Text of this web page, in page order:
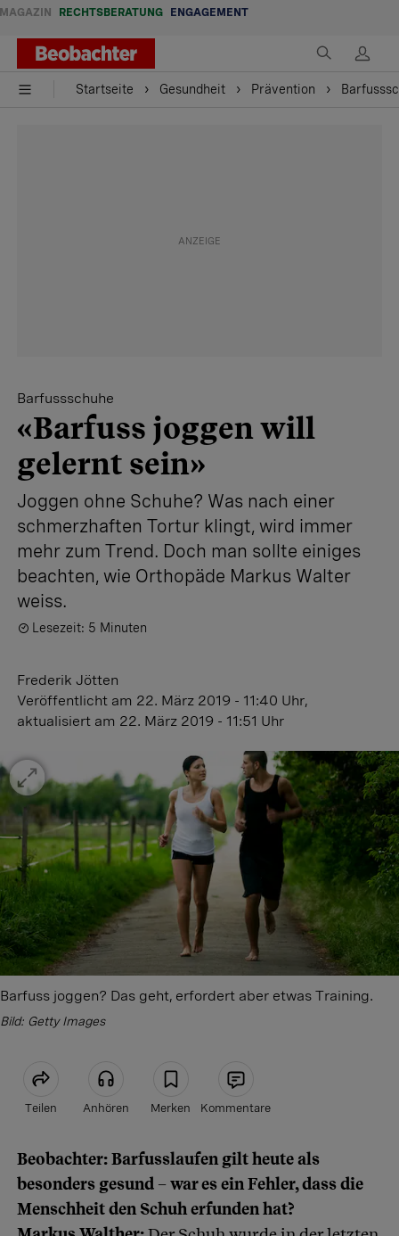
MAGAZIN RECHTSBERATUNG ENGAGEMENT
Startseite Gesundheit Prävention
Barfussschuhe
«Barfuss joggen will
gelernt sein»
Joggen ohne Schuhe? Was nach einer
schmerzhaften Tortur klingt, wird immer
mehr zum Trend. Doch man sollte einiges
beachten, wie Orthopäde Markus Walter
weiss.
Lesezeit: 5 Minuten
Frederik Jötten
Veröffentlicht am 22. März 2019 - 11:40 Uhr,
aktualisiert am 22. März 2019 - 11:51 Uhr
Barfuss joggen? Das geht, erfordert aber etwas Training.
Bild: Getty Images
Teilen Anhören Merken Kommentare
Artikel teilen
Beobachter: Barfusslaufen gilt heute als
besonders gesund – war es ein Fehler, dass die
Menschheit den Schuh erfunden hat?